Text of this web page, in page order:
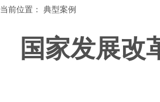
当前位置：典型案例
国家发展改